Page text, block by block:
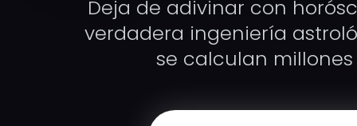
Deja de adivinar con
verdadera ingeniería
se calculan